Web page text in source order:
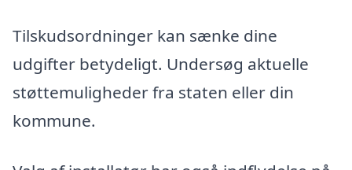
Tilskudsordninger kan sænke dine
udgifter betydeligt. Undersøg aktuelle
støttemuligheder fra staten eller din
kommune.